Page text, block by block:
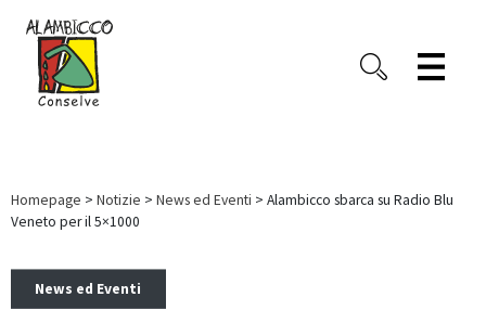
Homepage > Notizie > News ed Eventi > Alambicco sbarca su Radio Blu
Veneto per il 5×1000
News ed Eventi